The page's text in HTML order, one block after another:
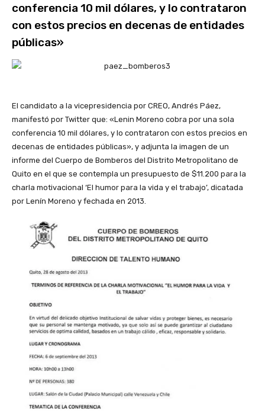
conferencia 10 mil dólares, y lo contrataron
con estos precios en decenas de entidades
públicas»
El candidato a la vicepresidencia por CREO, Andrés Páez,
manifestó por Twitter que: «Lenin Moreno cobra por una sola
conferencia 10 mil dólares, y lo contrataron con estos precios en
decenas de entidades públicas», y adjunta la imagen de un
informe del Cuerpo de Bomberos del Distrito Metropolitano de
Quito en el que se contempla un presupuesto de $11.200 para la
charla motivacional ‘El humor para la vida y el trabajo’, dicatada
por Lenín Moreno y fechada en 2013.